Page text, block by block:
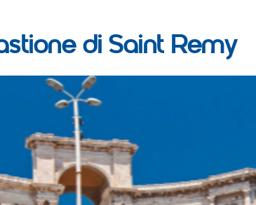
di Saint Remy